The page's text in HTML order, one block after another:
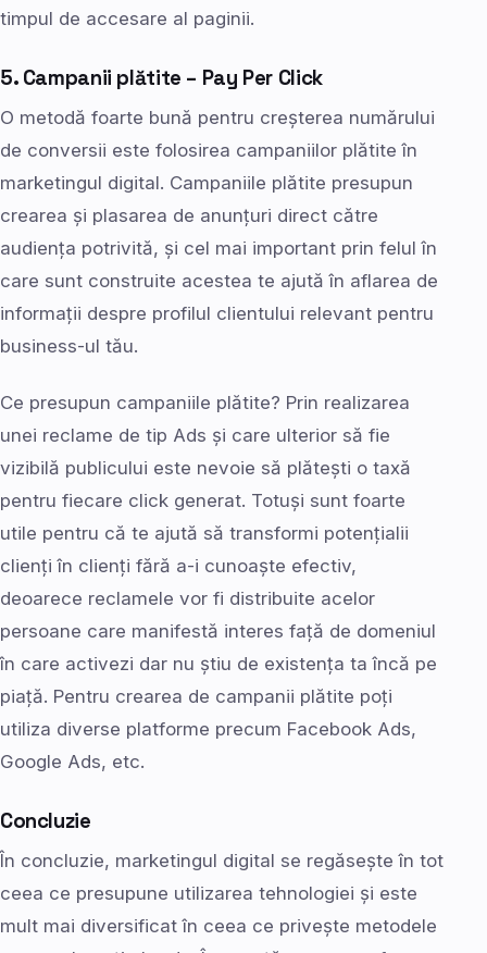
timpul de accesare al paginii.
5. Campanii plătite – Pay Per Click
O metodă foarte bună pentru creșterea numărului
de conversii este folosirea campaniilor plătite în
marketingul digital. Campaniile plătite presupun
crearea și plasarea de anunțuri direct către
audiența potrivită, și cel mai important prin felul în
care sunt construite acestea te ajută în aflarea de
informații despre profilul clientului relevant pentru
business-ul tău.
Ce presupun campaniile plătite? Prin realizarea
unei reclame de tip Ads și care ulterior să fie
vizibilă publicului este nevoie să plătești o taxă
pentru fiecare click generat. Totuși sunt foarte
utile pentru că te ajută să transformi potențialii
clienți în clienți fără a-i cunoaște efectiv,
deoarece reclamele vor fi distribuite acelor
persoane care manifestă interes față de domeniul
în care activezi dar nu știu de existența ta încă pe
piață. Pentru crearea de campanii plătite poți
utiliza diverse platforme precum Facebook Ads,
Google Ads, etc.
Concluzie
În concluzie, marketingul digital se regăsește în tot
ceea ce presupune utilizarea tehnologiei și este
mult mai diversificat în ceea ce privește metodele